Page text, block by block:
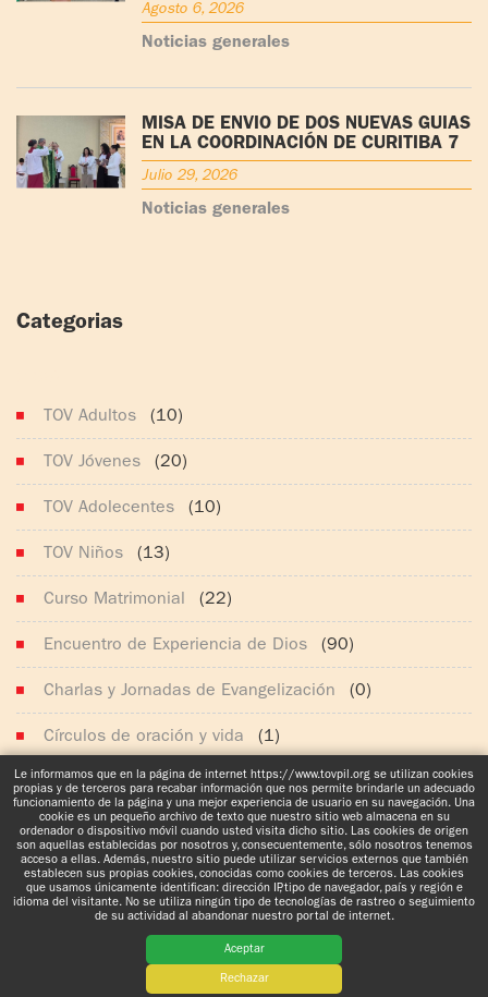
Agosto 6, 2026
Noticias generales
MISA DE ENVÍO DE DOS NUEVAS GUÍAS
EN LA COORDINACIÓN DE CURITIBA 7
Julio 29, 2026
Noticias generales
Categorias
TOV Adultos (10)
TOV Adolecentes (10)
TOV Niños (13)
Curso Matrimonial (22)
TOV Jóvenes (20)
Encuentro de Experiencia de Dios (90)
Charlas y Jornadas de Evangelización (0)
Círculos de oración y vida (1)
Noticias generales (629)
www.tovpil.org Aviso de Privacidad Estructura Guías Registrados
Le informamos que en la página de internet https://www.tovpil.org se utilizan cookies
propias y de terceros para recabar información que nos permite brindarle un adecuado
funcionamiento de la página y una mejor experiencia de usuario en su navegación. Una
cookie es un pequeño archivo de texto que nuestro sitio web almacena en su
ordenador o dispositivo móvil cuando usted visita dicho sitio. Las cookies de origen
son aquellas establecidas por nosotros y, consecuentemente, sólo nosotros tenemos
acceso a ellas. Además, nuestro sitio puede utilizar servicios externos que también
establecen sus propias cookies, conocidas como cookies de terceros. Las cookies
que usamos únicamente identifican: dirección IP, tipo de navegador, país y región e
idioma del visitante. No se utiliza ningún tipo de tecnologías de rastreo o seguimiento
de su actividad al abandonar nuestro portal de internet.
Aceptar
Rechazar